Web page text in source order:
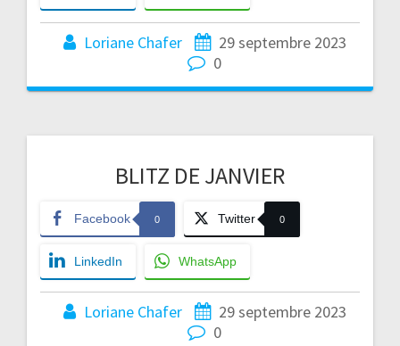
Loriane Chafer
29 septembre 2023
0
BLITZ DE JANVIER
Facebook 0 Twitter 0
LinkedIn WhatsApp
Loriane Chafer
29 septembre 2023
0